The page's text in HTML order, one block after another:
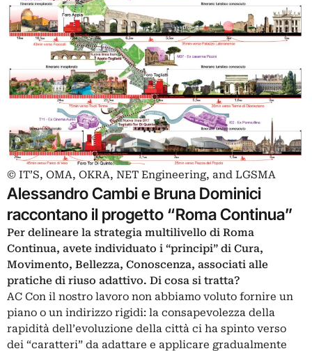
© IT’S, OMA, OKRA, NET Engineering, and LGSMA
Alessandro Cambi e Bruna Dominici
raccontano il progetto “Roma Continua”
Per delineare la strategia multilivello di Roma
Continua, avete individuato i “principi” di Cura,
Movimento, Bellezza, Conoscenza, associati alle
pratiche di riuso adattivo. Di cosa si tratta?
AC Con il nostro lavoro non abbiamo voluto fornire un
piano o un indirizzo rigidi: la consapevolezza della
rapidità dell’evoluzione della città ci ha spinto verso
dei “caratteri” da adattare e applicare gradualmente